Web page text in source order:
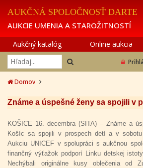
AUKČNÁ SPOLOČNOSŤ DARTE
AUKCIE UMENIA A STAROŽITNOSTÍ
Aukčný katalóg Online aukcia
Domov
Známe a úspešné ženy sa spojili v
KOŠICE 16. decembra (SITA) – Známe a
Košíc sa spojili v prospech detí a v
Aukciu UNICEF v spolupráci s aukčnou
finančný výťažok podporí Linku detskej
Nechýbali originálne kusy oblečenia od